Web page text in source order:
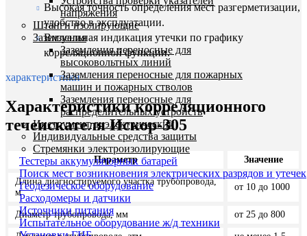
напряжения
Штанги изолирующие
Заземления
Заземления переносные для
высоковольтных линий
Заземления переносные для пожарных
машин и пожарных стволов
Заземления переносные для
распределительных устройств
Инструмент диэлектрический
Индивидуальные средства защиты
Стремянки электроизолирующие
Тестеры аккумуляторных батарей
Поиск мест возникновения электрических разрядов и утечек
Геодезическое оборудование
Расходомеры и датчики
Источники питания
Испытательное оборудование ж/д техники
Высокая точность определения мест разгерметизации,
удобство в эксплуатации.
Визуальная индикация утечки по графику
корреляционной функции.
характеристики
Характеристики корреляционного
течеискателя Искор-305
Параметр Значение
Длина диагностируемого участка трубопровода,
м
от 10 до 1000
Диаметр трубопровода, мм от 25 до 800